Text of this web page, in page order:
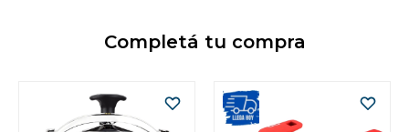
Completá tu compra